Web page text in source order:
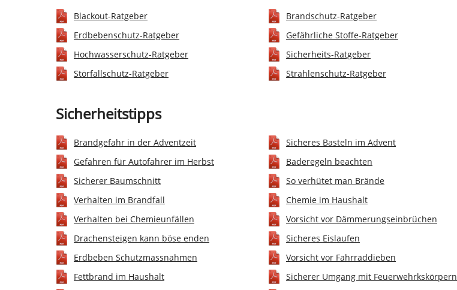
Blackout-Ratgeber
Brandschutz-Ratgeber
Erdbebenschutz-Ratgeber
Gefährliche Stoffe-Ratgeber
Hochwasserschutz-Ratgeber
Sicherheits-Ratgeber
Störfallschutz-Ratgeber
Strahlenschutz-Ratgeber
Sicherheitstipps
Brandgefahr in der Adventzeit
Sicheres Basteln im Advent
Gefahren für Autofahrer im Herbst
Baderegeln beachten
Sicherer Baumschnitt
So verhütet man Brände
Verhalten im Brandfall
Chemie im Haushalt
Verhalten bei Chemieunfällen
Vorsicht vor Dämmerungseinbrüchen
Drachensteigen kann böse enden
Sicheres Eislaufen
Erdbeben Schutzmassnahmen
Vorsicht vor Fahrraddieben
Fettbrand im Haushalt
Sicherer Umgang mit Feuerwehrkskörpern